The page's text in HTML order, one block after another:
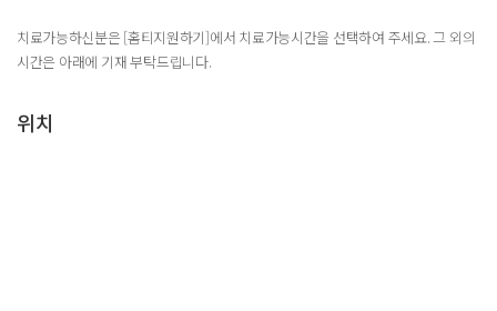
치료가능하신분은 [홈티지원하기]에서 치료가능시간을 선택하여 주세요. 그 외의
시간은 아래에 기재 부탁드립니다.
위치